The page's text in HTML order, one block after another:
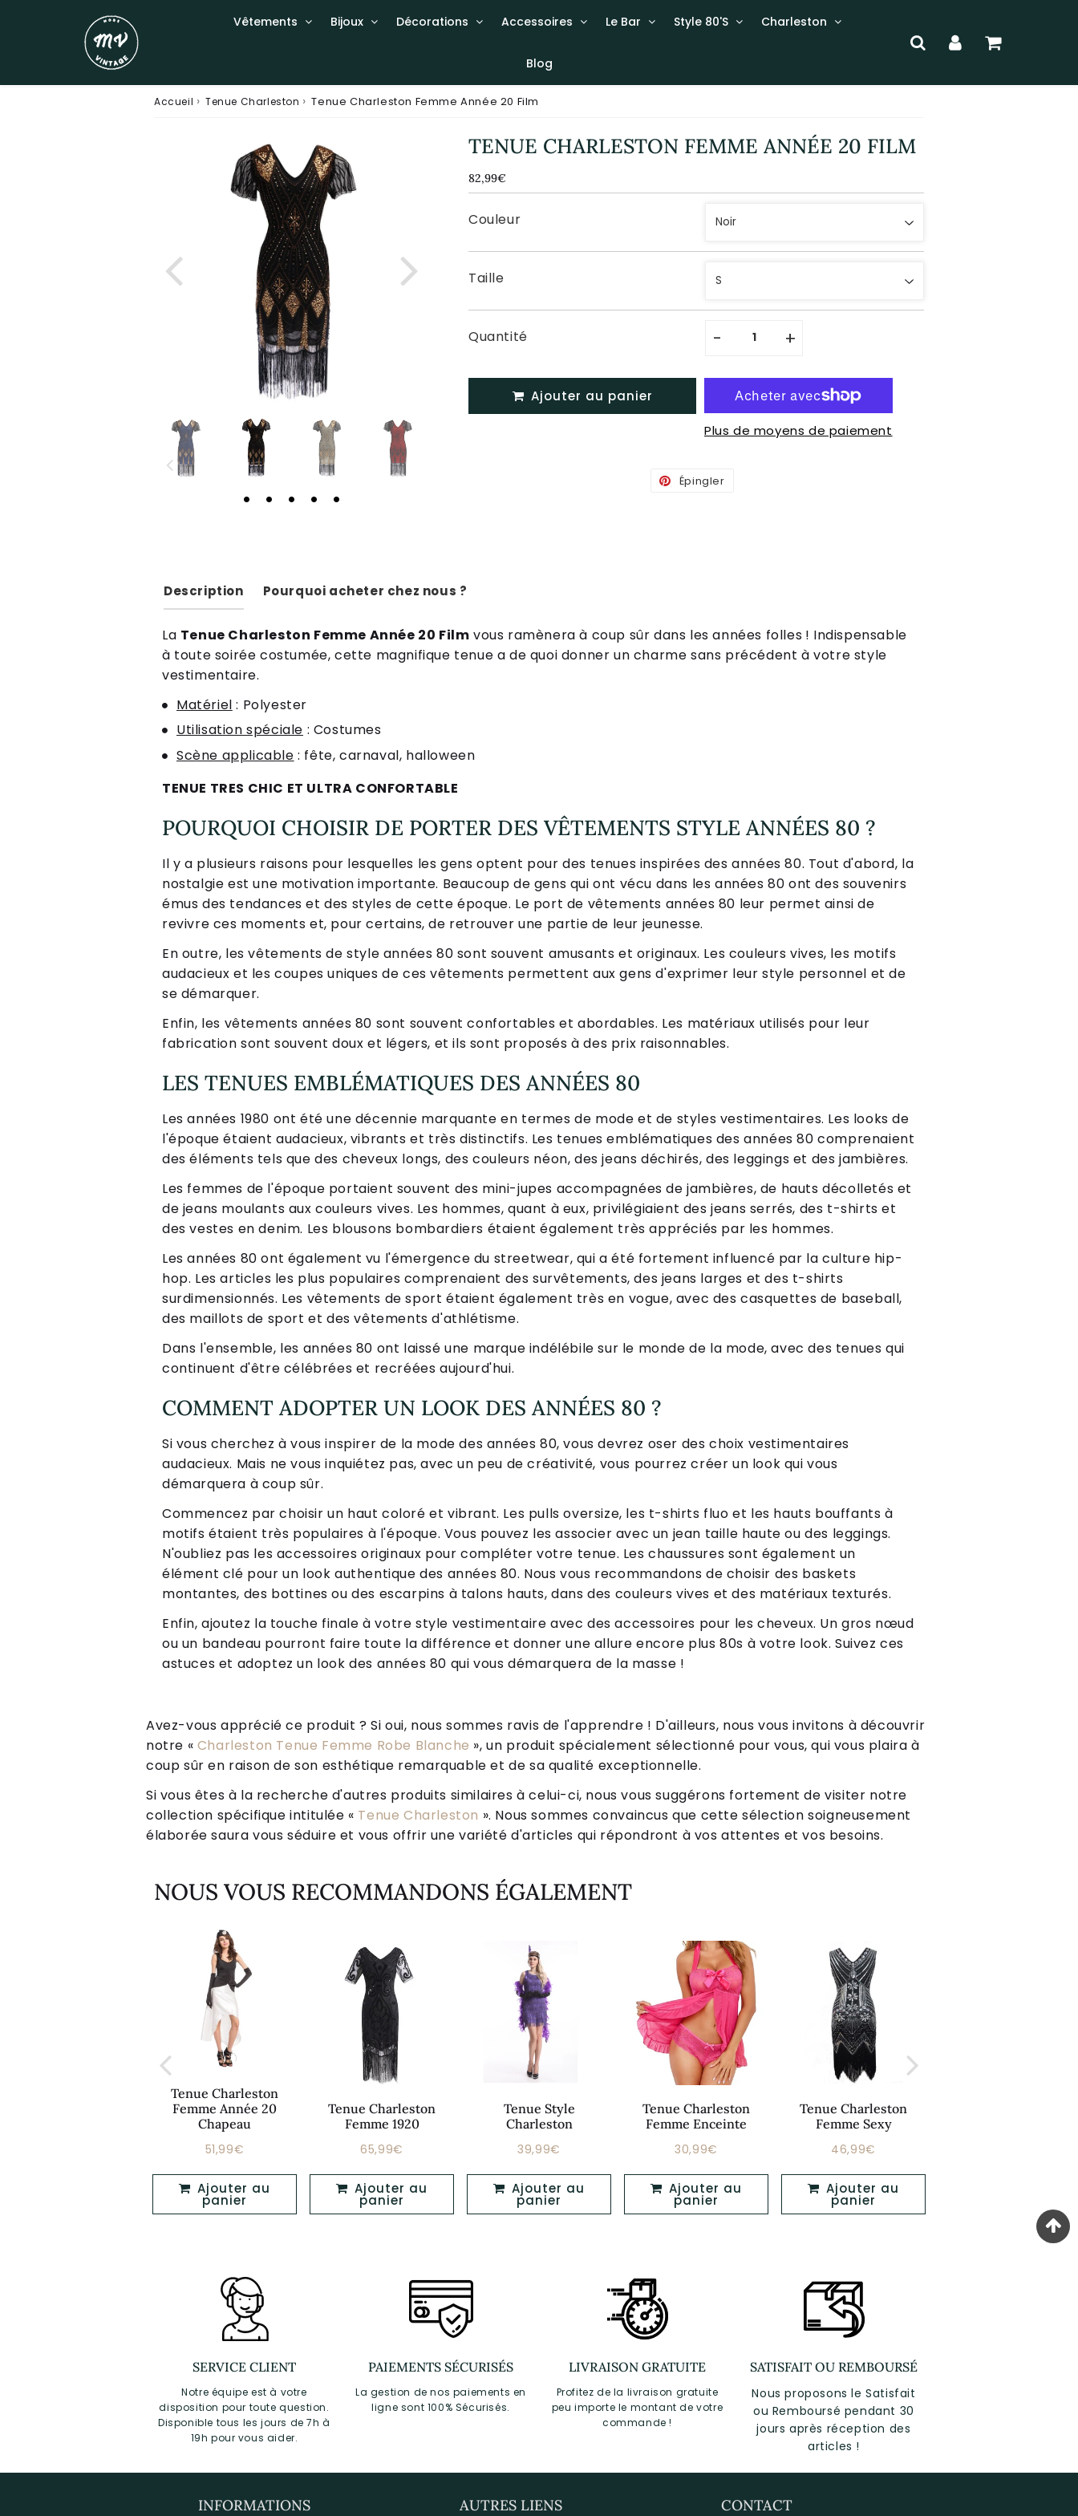
Vêtements Bijoux Décorations Accessoires Le Bar Style 80'S Charleston
Blog
Accueil › Tenue Charleston › Tenue Charleston Femme Année 20 Film
TENUE CHARLESTON FEMME ANNÉE 20 FILM
82,99€
Couleur
Taille
Quantité - +
Ajouter au panier
Plus de moyens de paiement
Épingler
Description Pourquoi acheter chez nous ?
La Tenue Charleston Femme Année 20 Film vous ramènera à coup sûr dans les années folles ! Indispensable
à toute soirée costumée, cette magnifique tenue a de quoi donner un charme sans précédent à votre style
vestimentaire.
Matériel : Polyester
Utilisation spéciale : Costumes
Scène applicable : fête, carnaval, halloween
TENUE TRES CHIC ET ULTRA CONFORTABLE
POURQUOI CHOISIR DE PORTER DES VÊTEMENTS STYLE ANNÉES 80 ?
Il y a plusieurs raisons pour lesquelles les gens optent pour des tenues inspirées des années 80. Tout d'abord, la
nostalgie est une motivation importante. Beaucoup de gens qui ont vécu dans les années 80 ont des souvenirs
émus des tendances et des styles de cette époque. Le port de vêtements années 80 leur permet ainsi de
revivre ces moments et, pour certains, de retrouver une partie de leur jeunesse.
En outre, les vêtements de style années 80 sont souvent amusants et originaux. Les couleurs vives, les motifs
audacieux et les coupes uniques de ces vêtements permettent aux gens d'exprimer leur style personnel et de
se démarquer.
Enfin, les vêtements années 80 sont souvent confortables et abordables. Les matériaux utilisés pour leur
fabrication sont souvent doux et légers, et ils sont proposés à des prix raisonnables.
LES TENUES EMBLÉMATIQUES DES ANNÉES 80
Les années 1980 ont été une décennie marquante en termes de mode et de styles vestimentaires. Les looks de
l'époque étaient audacieux, vibrants et très distinctifs. Les tenues emblématiques des années 80 comprenaient
des éléments tels que des cheveux longs, des couleurs néon, des jeans déchirés, des leggings et des jambières.
Les femmes de l'époque portaient souvent des mini-jupes accompagnées de jambières, de hauts décolletés et
de jeans moulants aux couleurs vives. Les hommes, quant à eux, privilégiaient des jeans serrés, des t-shirts et
des vestes en denim. Les blousons bombardiers étaient également très appréciés par les hommes.
Les années 80 ont également vu l'émergence du streetwear, qui a été fortement influencé par la culture hip-
hop. Les articles les plus populaires comprenaient des survêtements, des jeans larges et des t-shirts
surdimensionnés. Les vêtements de sport étaient également très en vogue, avec des casquettes de baseball,
des maillots de sport et des vêtements d'athlétisme.
Dans l'ensemble, les années 80 ont laissé une marque indélébile sur le monde de la mode, avec des tenues qui
continuent d'être célébrées et recréées aujourd'hui.
COMMENT ADOPTER UN LOOK DES ANNÉES 80 ?
Si vous cherchez à vous inspirer de la mode des années 80, vous devrez oser des choix vestimentaires
audacieux. Mais ne vous inquiétez pas, avec un peu de créativité, vous pourrez créer un look qui vous
démarquera à coup sûr.
Commencez par choisir un haut coloré et vibrant. Les pulls oversize, les t-shirts fluo et les hauts bouffants à
motifs étaient très populaires à l'époque. Vous pouvez les associer avec un jean taille haute ou des leggings.
N'oubliez pas les accessoires originaux pour compléter votre tenue. Les chaussures sont également un
élément clé pour un look authentique des années 80. Nous vous recommandons de choisir des baskets
montantes, des bottines ou des escarpins à talons hauts, dans des couleurs vives et des matériaux texturés.
Enfin, ajoutez la touche finale à votre style vestimentaire avec des accessoires pour les cheveux. Un gros nœud
ou un bandeau pourront faire toute la différence et donner une allure encore plus 80s à votre look. Suivez ces
astuces et adoptez un look des années 80 qui vous démarquera de la masse !
Avez-vous apprécié ce produit ? Si oui, nous sommes ravis de l'apprendre ! D'ailleurs, nous vous invitons à découvrir
notre « Charleston Tenue Femme Robe Blanche », un produit spécialement sélectionné pour vous, qui vous plaira à
coup sûr en raison de son esthétique remarquable et de sa qualité exceptionnelle.
Si vous êtes à la recherche d'autres produits similaires à celui-ci, nous vous suggérons fortement de visiter notre
collection spécifique intitulée « Tenue Charleston ». Nous sommes convaincus que cette sélection soigneusement
élaborée saura vous séduire et vous offrir une variété d'articles qui répondront à vos attentes et vos besoins.
NOUS VOUS RECOMMANDONS ÉGALEMENT
Tenue Charleston
Femme Année 20
Chapeau
Prix
51,99€
panier
Tenue Charleston
Femme 1920
Prix
65,99€
panier
Tenue Style
Charleston
Prix
39,99€
panier
Tenue Charleston
Femme Enceinte
Prix
30,99€
panier
Tenue Charleston
Femme Sexy
Prix
46,99€
panier
SERVICE CLIENT
Notre équipe est à votre
disposition pour toute question.
Disponible tous les jours de 7h à
19h pour vous aider.
PAIEMENTS SÉCURISÉS
La gestion de nos paiements en
ligne sont 100% Sécurisés.
LIVRAISON GRATUITE
Profitez de la livraison gratuite
peu importe le montant de votre
commande !
SATISFAIT OU REMBOURSÉ
Nous proposons le Satisfait
ou Remboursé pendant 30
jours après réception des
articles !
INFORMATIONS AUTRES LIENS CONTACT